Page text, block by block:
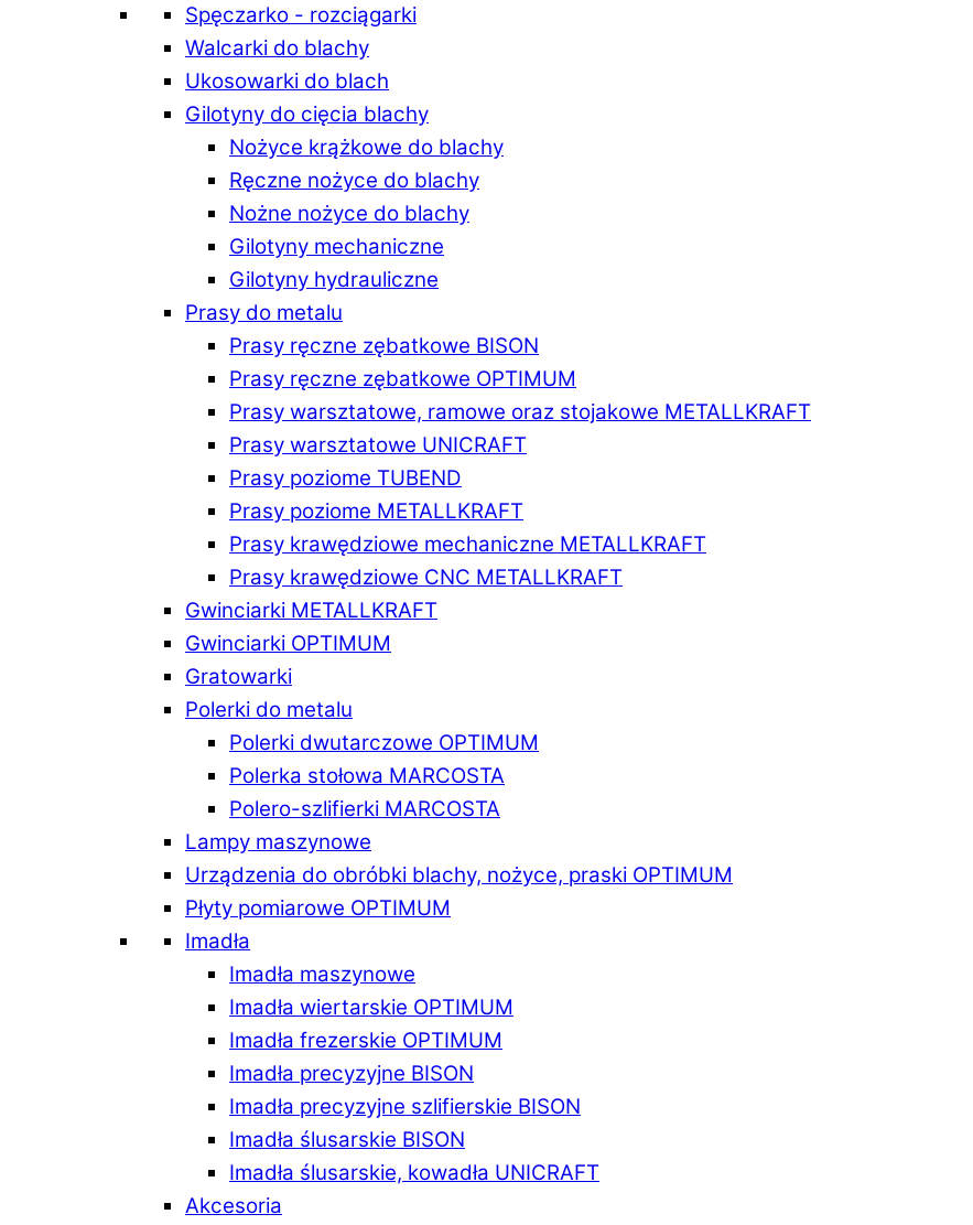
Spęczarko - rozciągarki
Walcarki do blachy
Ukosowarki do blach
Gilotyny do cięcia blachy
Nożyce krążkowe do blachy
Ręczne nożyce do blachy
Nożne nożyce do blachy
Gilotyny mechaniczne
Gilotyny hydrauliczne
Prasy do metalu
Prasy ręczne zębatkowe BISON
Prasy ręczne zębatkowe OPTIMUM
Prasy warsztatowe, ramowe oraz stojakowe METALLKRAFT
Prasy warsztatowe UNICRAFT
Prasy poziome TUBEND
Prasy poziome METALLKRAFT
Prasy krawędziowe mechaniczne METALLKRAFT
Prasy krawędziowe CNC METALLKRAFT
Gwinciarki METALLKRAFT
Gwinciarki OPTIMUM
Gratowarki
Polerki do metalu
Polerki dwutarczowe OPTIMUM
Polerka stołowa MARCOSTA
Polero-szlifierki MARCOSTA
Lampy maszynowe
Urządzenia do obróbki blachy, nożyce, praski OPTIMUM
Płyty pomiarowe OPTIMUM
Imadła
Imadła maszynowe
Imadła wiertarskie OPTIMUM
Imadła frezerskie OPTIMUM
Imadła precyzyjne BISON
Imadła precyzyjne szlifierskie BISON
Imadła ślusarskie BISON
Imadła ślusarskie, kowadła UNICRAFT
Akcesoria